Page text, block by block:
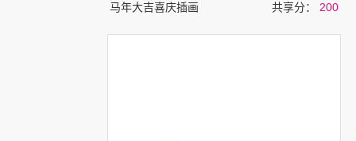
马年大吉喜庆插画 共享分： 200